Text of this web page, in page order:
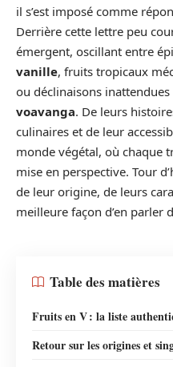
il s’est imposé comme
Derrière cette lettre peu
émergent, oscillant entre
vanille, fruits tropicaux
ou déclinaisons
voavanga. De leurs
culinaires et de leur
monde végétal, où chaque
mise en perspective. Tour
de leur origine, de leurs
meilleure façon d’en parler
Table des matières
Fruits en V : la liste
Retour sur les origines et